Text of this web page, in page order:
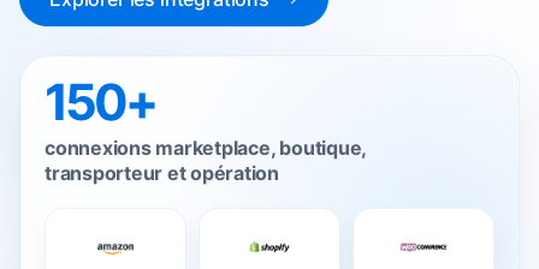
150+
connexions marketplace, boutique,
transporteur et opération